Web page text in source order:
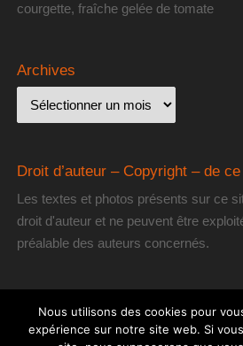
courgette, fraîche gelée de tomate
Archives
Droit d’auteur – Copyright – de
Les textes et photos présents sur ce
droit d'auteur et ne peuvent être
préalable des auteurs concernés.
Nous utilisons des cookies pour
expérience sur notre site web. Si